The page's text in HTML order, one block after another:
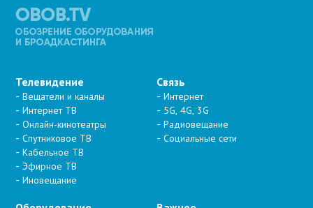
Телевидение
Вещатели и каналы
Интернет ТВ
Онлайн-кинотеатры
Спутниковое ТВ
Кабельное ТВ
Эфирное ТВ
Иновещание
Связь
Интернет
5G, 4G, 3G
Радиовещание
Социальные сети